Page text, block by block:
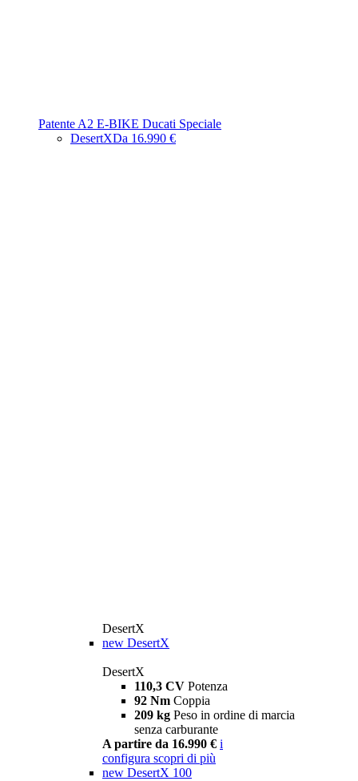
Patente A2 E-BIKE Ducati Speciale
DesertXDa 16.990 €
DesertX
new DesertX
DesertX
110,3 CV Potenza
92 Nm Coppia
209 kg Peso in ordine di marcia
senza carburante
A partire da 16.990 € i
configura scopri di più
new DesertX 100